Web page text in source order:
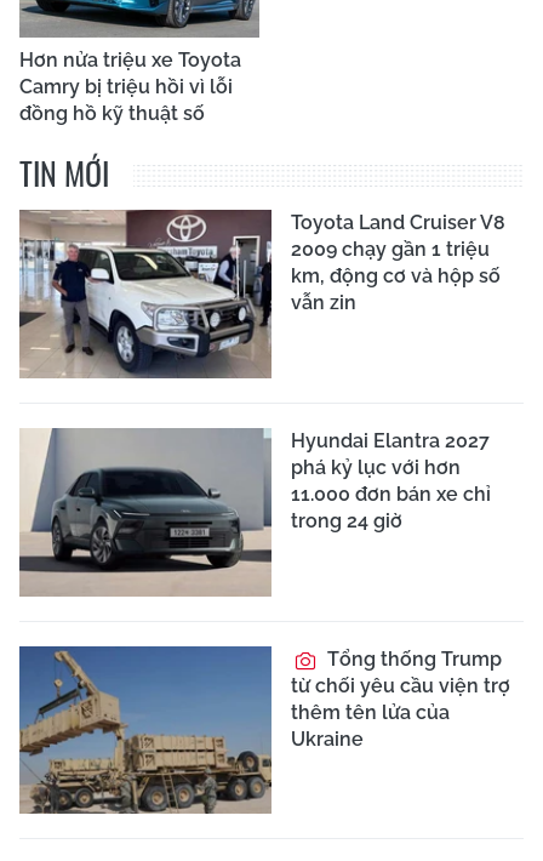
Hơn nửa triệu xe Toyota
Camry bị triệu hồi vì lỗi
đồng hồ kỹ thuật số
TIN MỚI
Toyota Land Cruiser V8
2009 chạy gần 1 triệu
km, động cơ và hộp số
vẫn zin
Hyundai Elantra 2027
phá kỷ lục với hơn
11.000 đơn bán xe chỉ
trong 24 giờ
Tổng thống Trump
từ chối yêu cầu viện trợ
thêm tên lửa của
Ukraine